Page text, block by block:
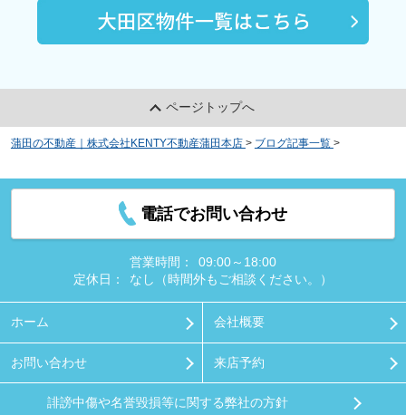
ページトップへ
蒲田の不動産｜株式会社KENTY不動産蒲田本店 > ブログ記事一覧 >
電話でお問い合わせ
営業時間：
09:00～18:00
定休日：
なし（時間外もご相談ください。）
ホーム 会社概要
お問い合わせ 来店予約
誹謗中傷や名誉毀損等に関する弊社の方針